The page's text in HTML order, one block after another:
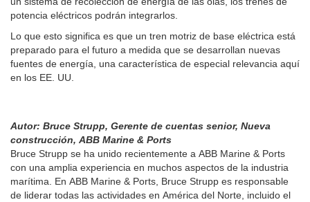
potencia eléctricos podrán integrarlos.
Lo que esto significa es que un tren motriz de base eléctrica está
preparado para el futuro a medida que se desarrollan nuevas
fuentes de energía, una característica de especial relevancia aquí
en los EE. UU.
Autor: Bruce Strupp, Gerente de cuentas senior, Nueva
construcción, ABB Marine & Ports
Bruce Strupp se ha unido recientemente a ABB Marine & Ports
con una amplia experiencia en muchos aspectos de la industria
marítima. En ABB Marine & Ports, Bruce Strupp es responsable
de liderar todas las actividades en América del Norte, incluido el